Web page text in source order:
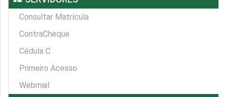
Consultar Matrícula
ContraCheque
Cédula C
Primeiro Acesso
Webmail